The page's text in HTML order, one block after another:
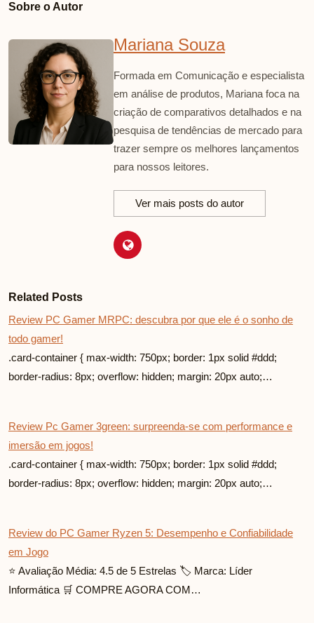
Sobre o Autor
Mariana Souza
Formada em Comunicação e especialista
em análise de produtos, Mariana foca na
criação de comparativos detalhados e na
pesquisa de tendências de mercado para
trazer sempre os melhores lançamentos
para nossos leitores.
Ver mais posts do autor
Related Posts
Review PC Gamer MRPC: descubra por que ele é o sonho de
todo gamer!
.card-container { max-width: 750px; border: 1px solid #ddd;
border-radius: 8px; overflow: hidden; margin: 20px auto;…
Review Pc Gamer 3green: surpreenda-se com performance e
imersão em jogos!
.card-container { max-width: 750px; border: 1px solid #ddd;
border-radius: 8px; overflow: hidden; margin: 20px auto;…
Review do PC Gamer Ryzen 5: Desempenho e Confiabilidade
em Jogo
⭐ Avaliação Média: 4.5 de 5 Estrelas 🏷️ Marca: Líder
Informática 🛒 COMPRE AGORA COM…